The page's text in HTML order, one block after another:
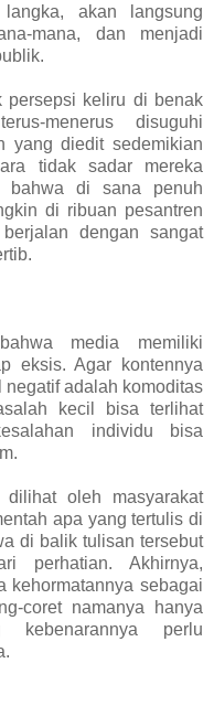
akan langsung
mana, dan menjadi
persepsi keliru di benak
menerus disuguhi
yang diedit sedemikian
tidak sadar mereka
bahwa di sana penuh
di ribuan pesantren
dengan sangat
media memiliki
eksis. Agar kontennya
adalah komoditas
kecil bisa terlihat
individu bisa
oleh masyarakat
apa yang tertulis di
di balik tulisan tersebut
perhatian. Akhirnya,
kehormatannya sebagai
coret namanya hanya
perlu